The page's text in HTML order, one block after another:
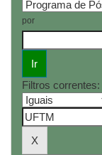
por
Filtros correntes: